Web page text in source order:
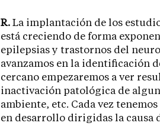
R. La implantación de los
está creciendo de forma
epilepsias y trastornos del
avanzamos en la identificación
cercano empezaremos a ver
inactivación patológica de
ambiente, etc. Cada vez
en desarrollo dirigidas la causa